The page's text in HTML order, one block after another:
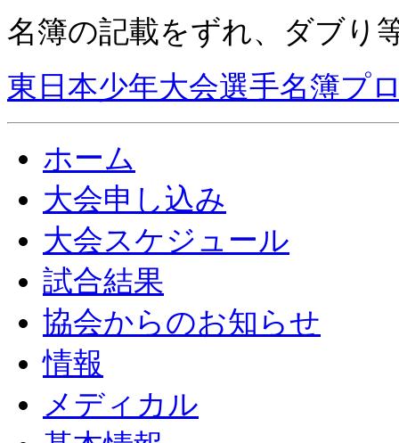
名簿の記載をずれ、ダブり
東日本少年大会選手名簿プ
ホーム
大会申し込み
大会スケジュール
試合結果
協会からのお知らせ
情報
メディカル